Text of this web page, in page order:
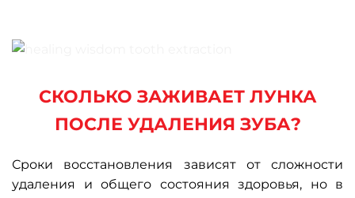
СКОЛЬКО ЗАЖИВАЕТ ЛУНКА
ПОСЛЕ УДАЛЕНИЯ ЗУБА?
Сроки восстановления зависят от сложности
удаления и общего состояния здоровья, но в